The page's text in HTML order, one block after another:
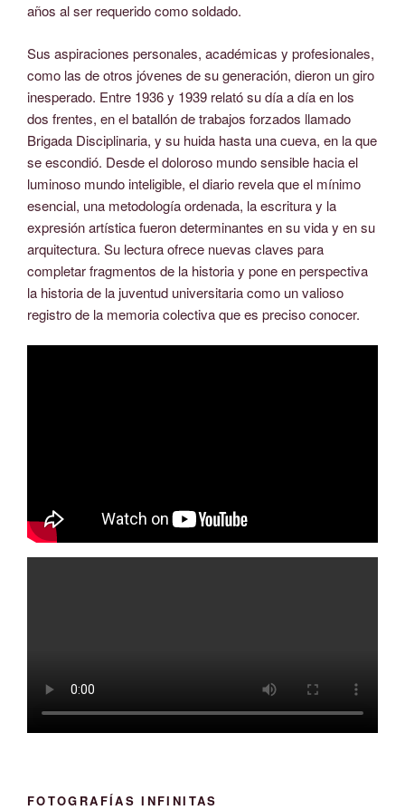
años al ser requerido como soldado.
Sus aspiraciones personales, académicas y profesionales,
como las de otros jóvenes de su generación, dieron un giro
inesperado. Entre 1936 y 1939 relató su día a día en los
dos frentes, en el batallón de trabajos forzados llamado
Brigada Disciplinaria, y su huida hasta una cueva, en la que
se escondió. Desde el doloroso mundo sensible hacia el
luminoso mundo inteligible, el diario revela que el mínimo
esencial, una metodología ordenada, la escritura y la
expresión artística fueron determinantes en su vida y en su
arquitectura. Su lectura ofrece nuevas claves para
completar fragmentos de la historia y pone en perspectiva
la historia de la juventud universitaria como un valioso
registro de la memoria colectiva que es preciso conocer.
FOTOGRAFÍAS INFINITAS